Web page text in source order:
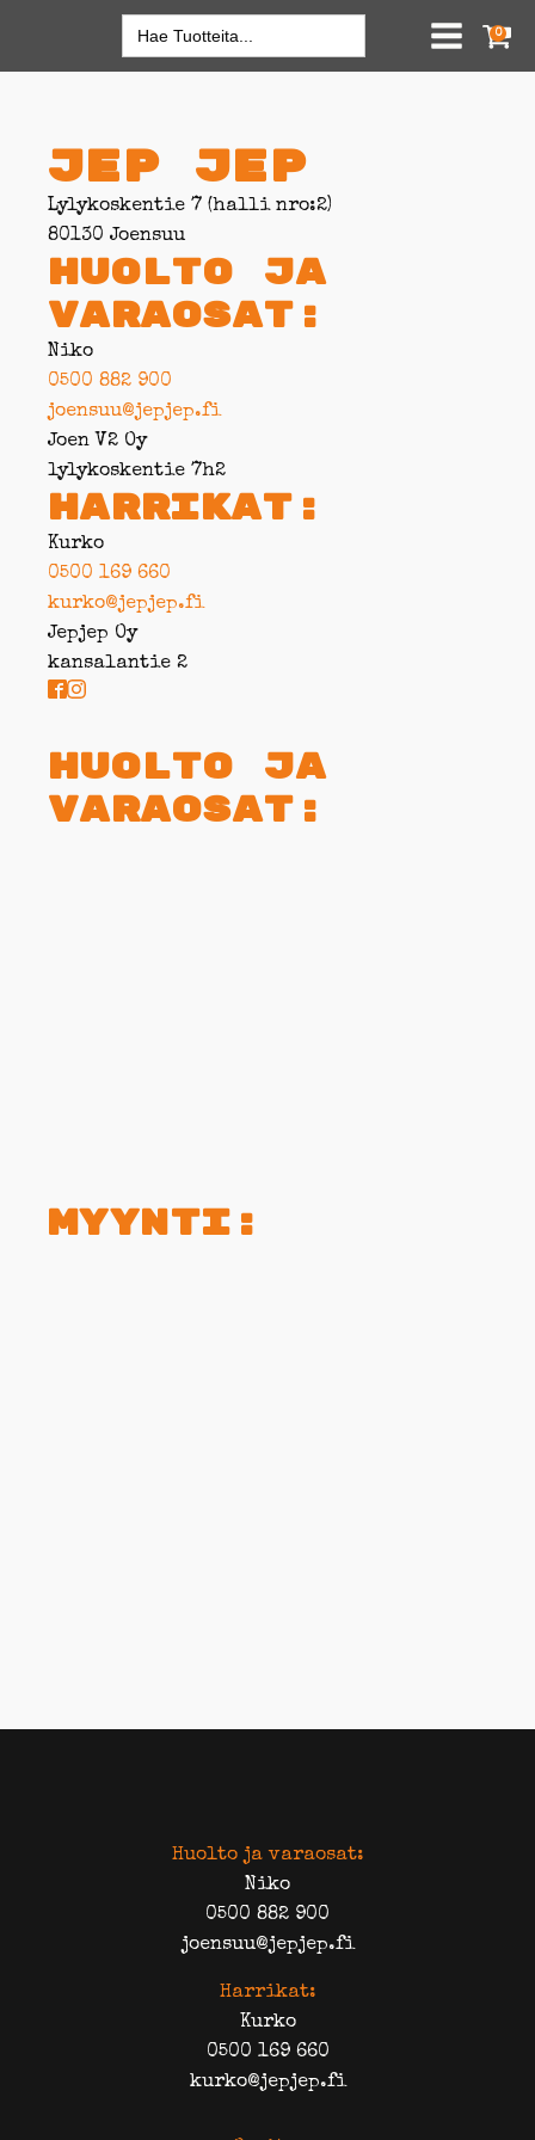
for:
0
Jep jep
Lylykoskentie 7 (halli nro:2)
80130 Joensuu
Huolto ja
varaosat:
Niko
0500 882 900
joensuu@jepjep.fi
Joen V2 Oy
lylykoskentie 7h2
Harrikat:
Kurko
0500 169 660
kurko@jepjep.fi
Jepjep Oy
kansalantie 2
Huolto ja
varaosat:
Myynti:
Huolto ja varaosat:
Niko
0500 882 900
joensuu@jepjep.fi
Harrikat:
Kurko
0500 169 660
kurko@jepjep.fi